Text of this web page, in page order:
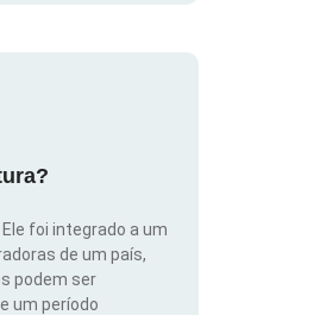
foi integrado a um
de um país,
podem ser
um período